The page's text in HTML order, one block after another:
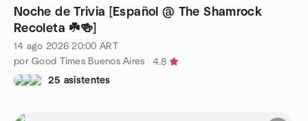
Noche de Trivia [Español @ The Shamrock
Recoleta ☘️🍻]
14 ago 2026 20:00 ART
por Good Times Buenos Aires
4.8
25 asistentes